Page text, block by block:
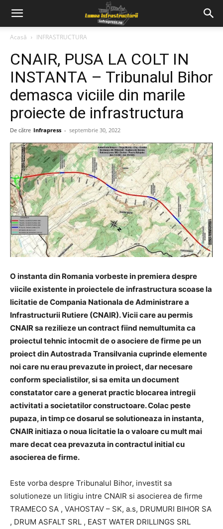
Acasă INFRASTRUCTURA
CNAIR, PUSA LA COLT IN
INSTANTA – Tribunalul Bihor
demasca viciile din marile
proiecte de infrastructura
De către Infrapress - septembrie 30, 2022
O instanta din Romania vorbeste in premiera despre
viicile existente in proiectele de infrastructura scoase la
licitatie de Compania Nationala de Administrare a
Infrastructurii Rutiere (CNAIR). Vicii care au permis
CNAIR sa rezilieze un contract fiind nemultumita ca
proiectul tehnic intocmit de o asociere de firme pe un
proiect din Autostrada Transilvania cuprinde elemente
noi care nu erau prevazute in proiect, dar necesare
conform specialistilor, si sa emita un document
constatator care a generat practic blocarea intregii
activitati a societatilor constructoare. Colac peste
pupaza, in timp ce dosarul se solutioneaza in instanta,
CNAIR initiaza o noua licitatie la o valoare cu mult mai
mare decat cea prevazuta in contractul initial cu
asocierea de firme.
Este vorba despre Tribunalul Bihor, investit sa
solutioneze un litigiu intre CNAIR si asocierea de firme
TRAMECO SA , VAHOSTAV – SK, a.s, DRUMURI BIHOR SA
, DRUM ASFALT SRL , EAST WATER DRILLINGS SRL